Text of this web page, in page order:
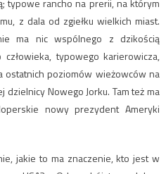
typowe rancho na prerii, na którym
z dala od zgiełku wielkich miast.
ma nic wspólnego z dzikością
człowieka, typowego karierowicza,
ostatnich poziomów wieżowców na
dzielnicy Nowego Jorku. Tam też ma
nowy prezydent Ameryki
jakie to ma znaczenie, kto jest w